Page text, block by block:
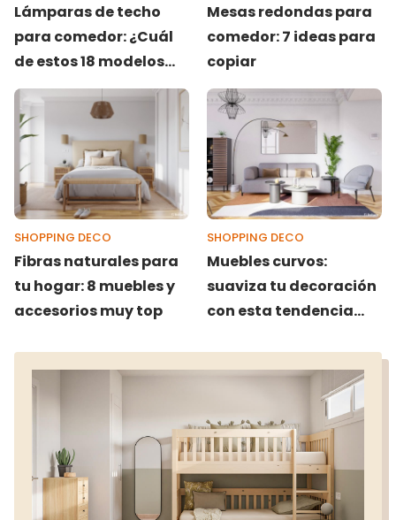
Lámparas de techo
para comedor: ¿Cuál
de estos 18 modelos
encaja más en tu
casa?
Mesas redondas para
comedor: 7 ideas para
copiar
SHOPPING DECO
Fibras naturales para
tu hogar: 8 muebles y
accesorios muy top
SHOPPING DECO
Muebles curvos:
suaviza tu decoración
con esta tendencia